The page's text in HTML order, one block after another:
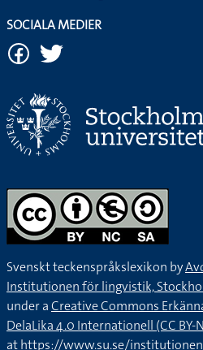
SOCIALA MEDIER
Svenskt teckenspråkslexikon by
Institutionen för lingvistik,
under aCreative Commons
DelaLika 4.0 Internationell (CC BY-
athttps://www.su.se/